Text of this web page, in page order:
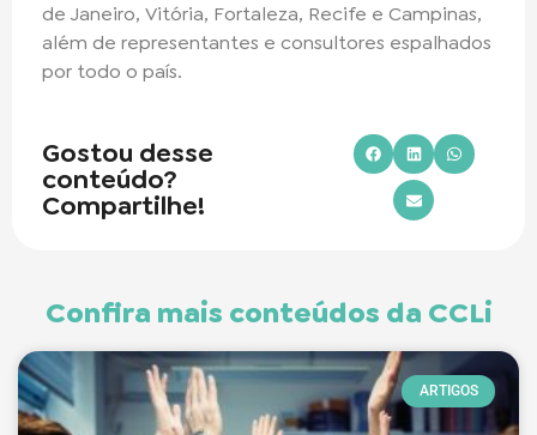
de Janeiro, Vitória, Fortaleza, Recife e Campinas,
além de representantes e consultores espalhados
por todo o país.
Gostou desse
conteúdo?
Compartilhe!
Confira mais conteúdos da CCLi
ARTIGOS